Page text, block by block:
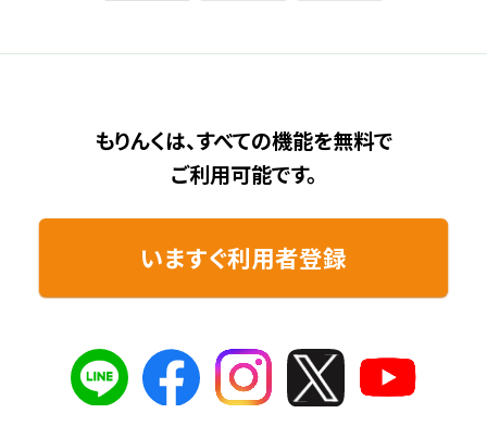
もりんくは、すべての機能を無料で
ご利用可能です。
いますぐ利用者登録